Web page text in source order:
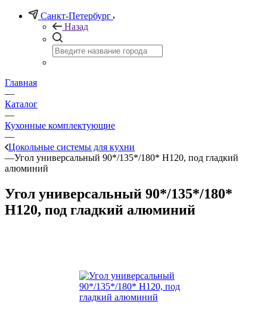
Санкт-Петербург
Назад
Главная
—
Каталог
—
Кухонные комплектующие
—
Цокольные системы для кухни
—Угол универсальный 90*/135*/180* Н120, под гладкий
алюминий
Угол универсальный 90*/135*/180*
Н120, под гладкий алюминий